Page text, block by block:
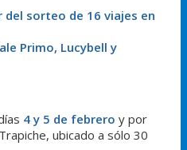
del sorteo de 16 viajes en
Primo, Lucybell y
4 y 5 de febrero y por
ubicado a sólo 30